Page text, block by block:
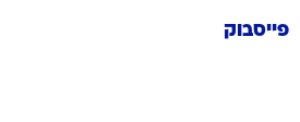
פייסבוק